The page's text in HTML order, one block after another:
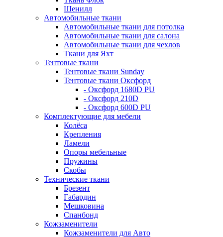
Шенилл
Автомобильные ткани
Автомобильные ткани для потолка
Автомобильные ткани для салона
Автомобильные ткани для чехлов
Ткани для Яхт
Тентовые ткани
Тентовые ткани Sunday
Тентовые ткани Оксфорд
- Оксфорд 1680D PU
- Оксфорд 210D
- Оксфорд 600D PU
Комплектующие для мебели
Колёса
Крепления
Ламели
Опоры мебельные
Пружины
Скобы
Технические ткани
Брезент
Габардин
Мешковина
Спанбонд
Кожзаменители
Кожзаменители для Авто